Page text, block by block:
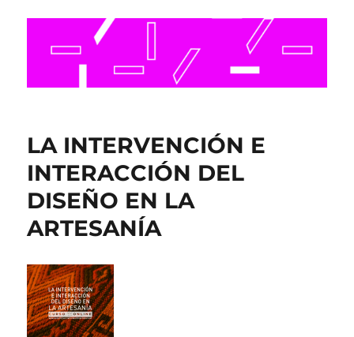
LA INTERVENCIÓN E
INTERACCIÓN DEL
DISEÑO EN LA
ARTESANÍA